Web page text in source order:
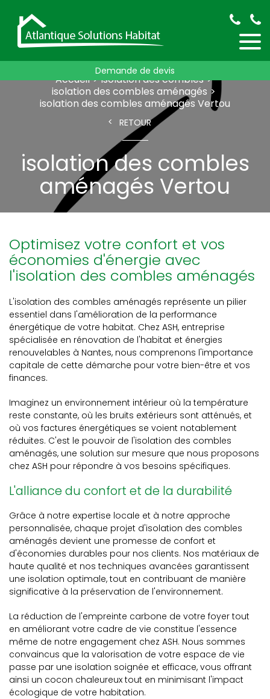
Demande de devis
Accueil
isolation des combles
isolation des combles aménagés
isolation des combles aménagés Vertou
RETOUR
isolation des combles
aménagés Vertou
Optimisez votre confort et vos
économies d'énergie avec
l'isolation des combles aménagés
L'isolation des combles aménagés représente un pilier
essentiel dans l'amélioration de la performance
énergétique de votre habitat. Chez ASH, entreprise
spécialisée en rénovation de l'habitat et énergies
renouvelables à Nantes, nous comprenons l'importance
capitale de cette démarche pour votre bien-être et vos
finances.
Imaginez un environnement intérieur où la température
reste constante, où les bruits extérieurs sont atténués, et
où vos factures énergétiques se voient notablement
réduites. C'est le pouvoir de l'isolation des combles
aménagés, une solution sur mesure que nous proposons
chez ASH pour répondre à vos besoins spécifiques.
L'alliance du confort et de la durabilité
Grâce à notre expertise locale et à notre approche
personnalisée, chaque projet d'isolation des combles
aménagés devient une promesse de confort et
d'économies durables pour nos clients. Nos matériaux de
haute qualité et nos techniques avancées garantissent
une isolation optimale, tout en contribuant de manière
significative à la préservation de l'environnement.
La réduction de l'empreinte carbone de votre foyer tout
en améliorant votre cadre de vie constitue l'essence
même de notre engagement chez ASH. Nous sommes
convaincus que la valorisation de votre espace de vie
passe par une isolation soignée et efficace, vous offrant
ainsi un cocon chaleureux tout en minimisant l'impact
écologique de votre habitation.